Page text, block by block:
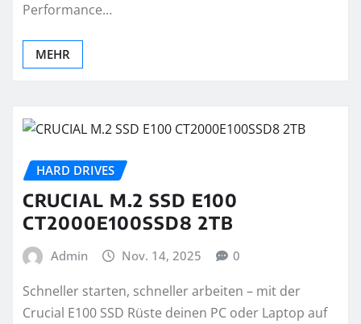
Performance…
MEHR
HARD DRIVES
CRUCIAL M.2 SSD E100
CT2000E100SSD8 2TB
Admin Nov. 14, 2025 0
Schneller starten, schneller arbeiten – mit der
Crucial E100 SSD Rüste deinen PC oder Laptop auf